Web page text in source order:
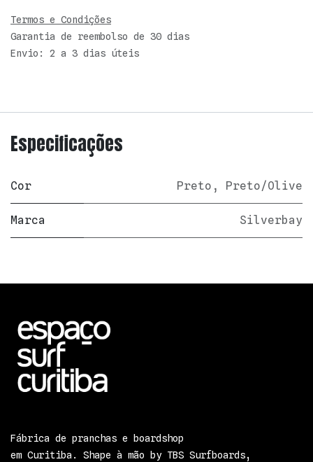
Termos e Condições
Garantia de reembolso de 30 dias
Envio: 2 a 3 dias úteis
Especificações
Cor Preto , Preto/Olive
Marca Silverbay
Fábrica de pranchas e boardshop
em Curitiba. Shape à mão by TBS Surfboards,